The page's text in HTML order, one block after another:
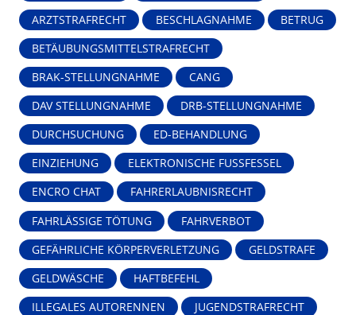
ARZTSTRAFRECHT BESCHLAGNAHME BETRUG
BETÄUBUNGSMITTELSTRAFRECHT
BRAK-STELLUNGNAHME CANG
DAV STELLUNGNAHME DRB-STELLUNGNAHME
DURCHSUCHUNG ED-BEHANDLUNG
EINZIEHUNG ELEKTRONISCHE FUSSFESSEL
ENCRO CHAT FAHRERLAUBNISRECHT
FAHRLÄSSIGE TÖTUNG FAHRVERBOT
GEFÄHRLICHE KÖRPERVERLETZUNG GELDSTRAFE
GELDWÄSCHE HAFTBEFEHL
ILLEGALES AUTORENNEN JUGENDSTRAFRECHT